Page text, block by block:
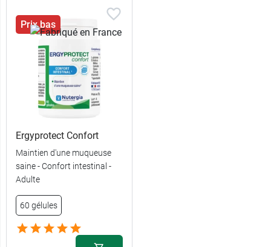
Prix bas
Ergyprotect Confort
Maintien d'une muqueuse
saine - Confort intestinal -
Adulte
60 gélules